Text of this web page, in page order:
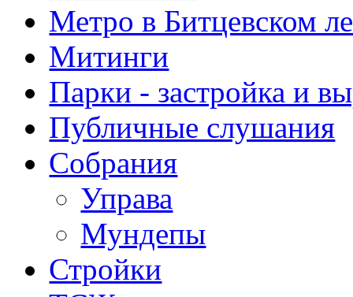
Метро в Битцевском
Митинги
Парки - застройка и
Публичные слушания
Собрания
Управа
Мундепы
Стройки